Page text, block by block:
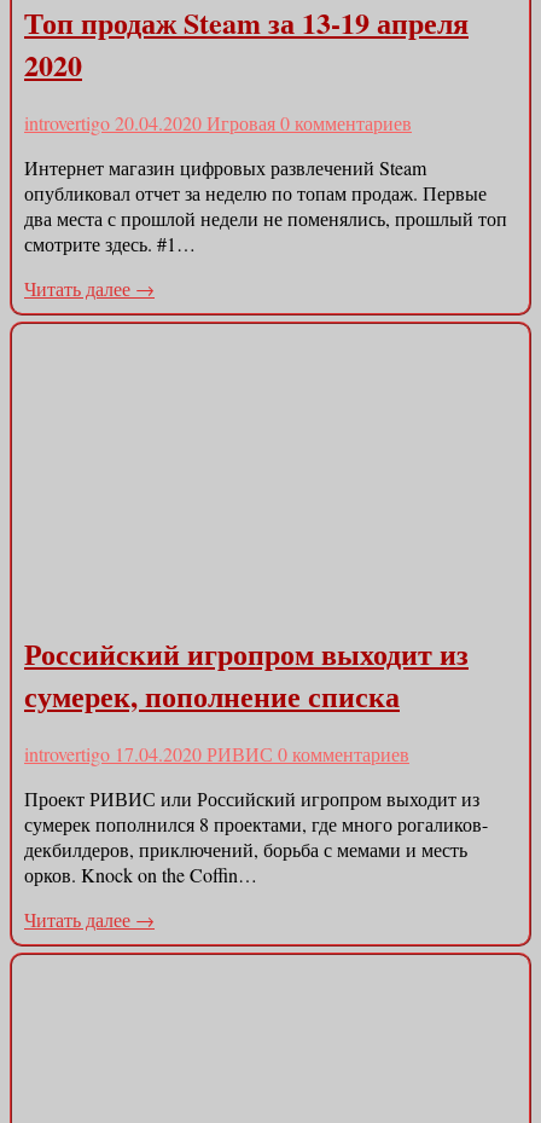
Топ продаж Steam за 13-19 апреля
2020
introvertigo20.04.2020Игровая0 комментариев
Интернет магазин цифровых развлечений Steam
опубликовал отчет за неделю по топам продаж. Первые
два места с прошлой недели не поменялись, прошлый топ
смотрите здесь. #1…
Читать далее →
Российский игропром выходит из
сумерек, пополнение списка
introvertigo 17.04.2020РИВИС 0 комментариев
Проект РИВИС или Российский игропром выходит из
сумерек пополнился 8 проектами, где много рогаликов-
декбилдеров, приключений, борьба с мемами и месть
орков. Knock on the Coffin…
Читать далее →